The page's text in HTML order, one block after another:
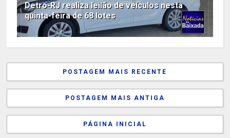
Detro-RJ realiza leilão de veículos nesta
quinta-feira de 68 lotes
POSTAGEM MAIS RECENTE
POSTAGEM MAIS ANTIGA
PÁGINA INICIAL